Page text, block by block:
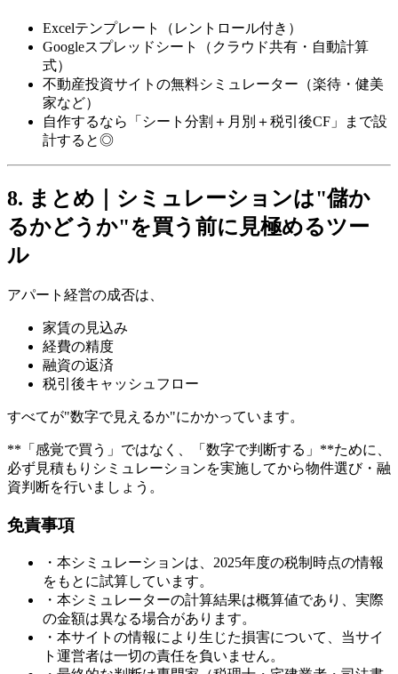
Excelテンプレート（レントロール付き）
Googleスプレッドシート（クラウド共有・自動計算
式）
不動産投資サイトの無料シミュレーター（楽待・健美
家など）
自作するなら「シート分割＋月別＋税引後CF」まで設
計すると◎
まとめ｜シミュレーションは"儲か
るかどうか"を買う前に見極めるツー
ル
アパート経営の成否は、
家賃の見込み
経費の精度
融資の返済
税引後キャッシュフロー
すべてが"数字で見えるか"にかかっています。
**「感覚で買う」ではなく、「数字で判断する」**ために、
必ず見積もりシミュレーションを実施してから物件選び・融
資判断を行いましょう。
免責事項
・本シミュレーションは、 2025年度の税制 時点の情報
をもとに試算しています。
・本シミュレーターの計算結果は概算値であり、実際
の金額は異なる場合があります。
・本サイトの情報により生じた損害について、当サイ
ト運営者は一切の責任を負いません。